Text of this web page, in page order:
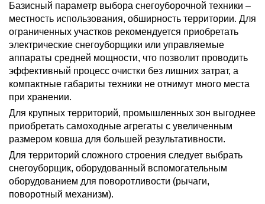
Базисный параметр выбора снегоуборочной техники –
местность использования, обширность территории. Для
ограниченных участков рекомендуется приобретать
электрические снегоуборщики или управляемые
аппараты средней мощности, что позволит проводить
эффективный процесс очистки без лишних затрат, а
компактные габариты техники не отнимут много места
при хранении.
Для крупных территорий, промышленных зон выгоднее
приобретать самоходные агрегаты с увеличенным
размером ковша для большей результативности.
Для территорий сложного строения следует выбрать
снегоуборщик, оборудованный вспомогательным
оборудованием для поворотливости (рычаги,
поворотный механизм).